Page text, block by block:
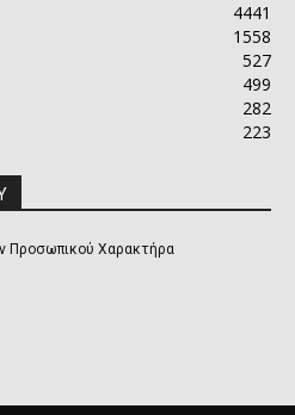
4441
1558
527
499
282
223
Προσωπικού Χαρακτήρα